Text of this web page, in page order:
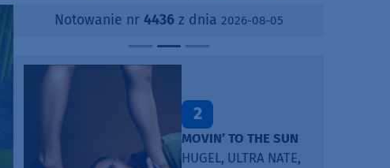
i ofertach
najmu
kamienny
Notowanie nr 4436 z dnia 2026-08-05
2
MOVIN’ TO THE SUN
HUGEL, ULTRA NATE,